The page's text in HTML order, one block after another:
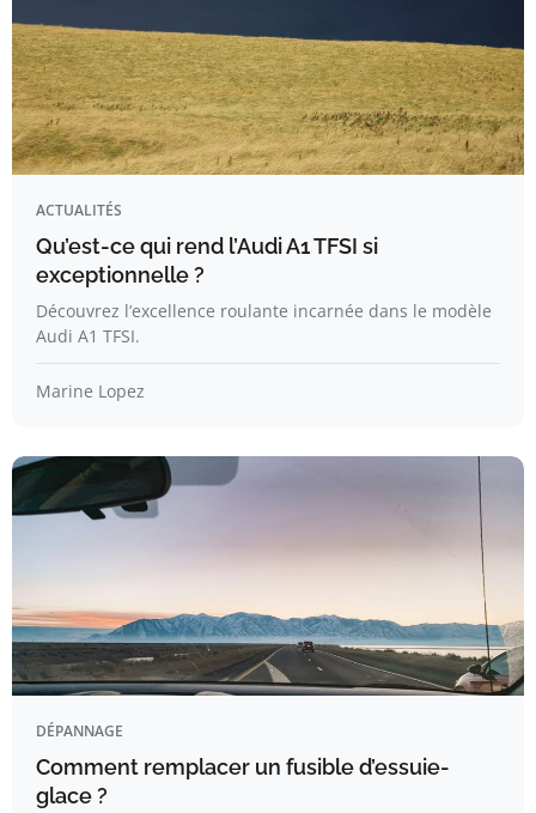
ACTUALITÉS
Qu’est-ce qui rend l’Audi A1 TFSI si
exceptionnelle ?
Découvrez l’excellence roulante incarnée dans le modèle
Audi A1 TFSI.
Marine Lopez
DÉPANNAGE
Comment remplacer un fusible d’essuie-
glace ?